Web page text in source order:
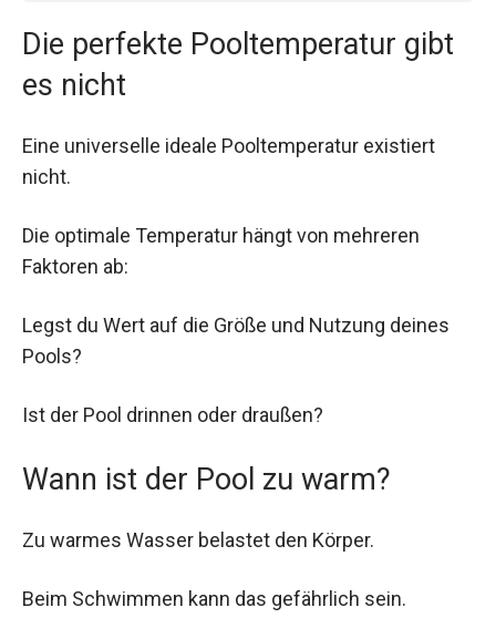
Die perfekte Pooltemperatur gibt
es nicht
Eine universelle ideale Pooltemperatur existiert
nicht.
Die optimale Temperatur hängt von mehreren
Faktoren ab:
Legst du Wert auf die Größe und Nutzung deines
Pools?
Ist der Pool drinnen oder draußen?
Wann ist der Pool zu warm?
Zu warmes Wasser belastet den Körper.
Beim Schwimmen kann das gefährlich sein.